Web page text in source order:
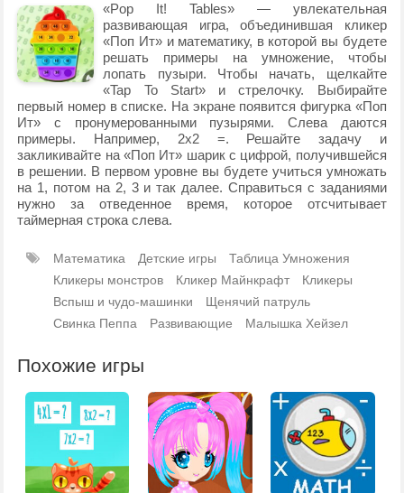
«Pop It! Tables» — увлекательная
развивающая игра, объединившая кликер
«Поп Ит» и математику, в которой вы будете
решать примеры на умножение, чтобы
лопать пузыри. Чтобы начать, щелкайте
«Tap To Start» и стрелочку. Выбирайте
первый номер в списке. На экране появится фигурка «Поп
Ит» с пронумерованными пузырями. Слева даются
примеры. Например, 2х2 =. Решайте задачу и
закликивайте на «Поп Ит» шарик с цифрой, получившейся
в решении. В первом уровне вы будете учиться умножать
на 1, потом на 2, 3 и так далее. Справиться с заданиями
нужно за отведенное время, которое отсчитывает
таймерная строка слева.
Математика Детские игры
Таблица Умножения
Кликеры монстров
Кликер Майнкрафт
Кликеры
Вспыш и чудо-машинки
Щенячий патруль
Свинка Пеппа
Развивающие Малышка Хейзел
Похожие игры